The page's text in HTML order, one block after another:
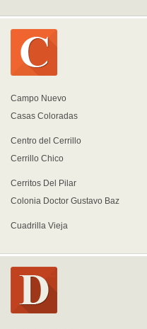
Campo Nuevo
Casas Coloradas
Centro del Cerrillo
Cerrillo Chico
Cerritos Del Pilar
Colonia Doctor Gustavo Baz
Cuadrilla Vieja